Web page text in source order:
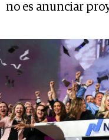
no es anunciar